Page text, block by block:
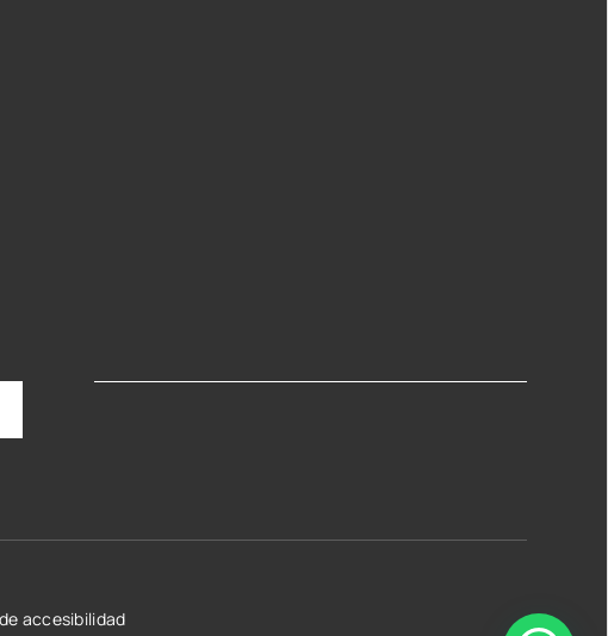
accesibilidad